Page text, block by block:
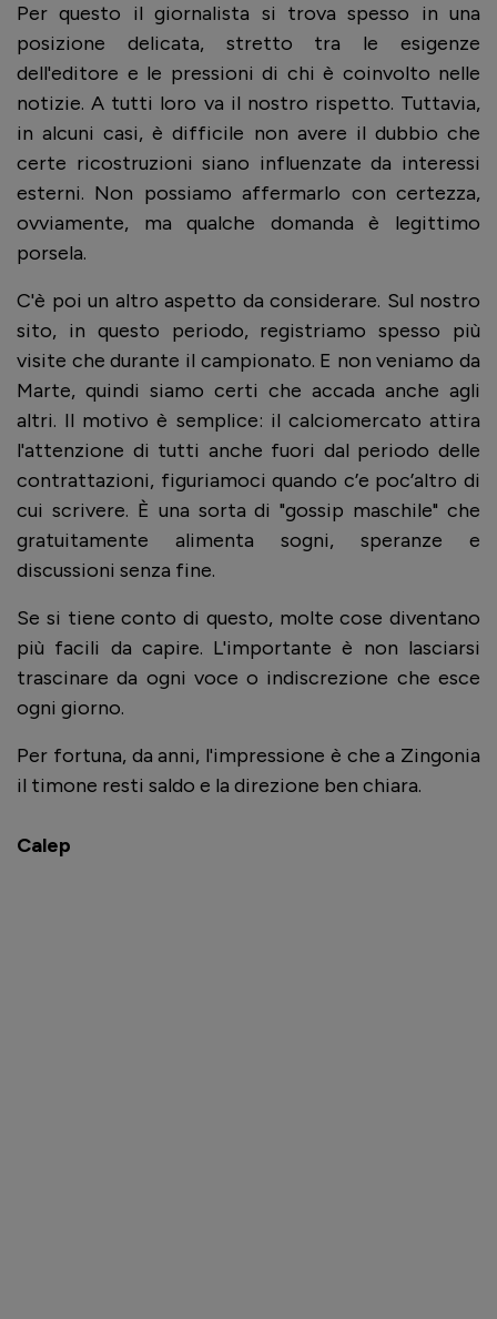
Per questo il giornalista si trova spesso in una
posizione delicata, stretto tra le esigenze
dell'editore e le pressioni di chi è coinvolto nelle
notizie. A tutti loro va il nostro rispetto. Tuttavia,
in alcuni casi, è difficile non avere il dubbio che
certe ricostruzioni siano influenzate da interessi
esterni. Non possiamo affermarlo con certezza,
ovviamente, ma qualche domanda è legittimo
porsela.
C'è poi un altro aspetto da considerare. Sul nostro
sito, in questo periodo, registriamo spesso più
visite che durante il campionato. E non veniamo da
Marte, quindi siamo certi che accada anche agli
altri. Il motivo è semplice: il calciomercato attira
l'attenzione di tutti anche fuori dal periodo delle
contrattazioni, figuriamoci quando c’e poc’altro di
cui scrivere. È una sorta di "gossip maschile" che
gratuitamente alimenta sogni, speranze e
discussioni senza fine.
Se si tiene conto di questo, molte cose diventano
più facili da capire. L'importante è non lasciarsi
trascinare da ogni voce o indiscrezione che esce
ogni giorno.
Per fortuna, da anni, l'impressione è che a Zingonia
il timone resti saldo e la direzione ben chiara.
Calep